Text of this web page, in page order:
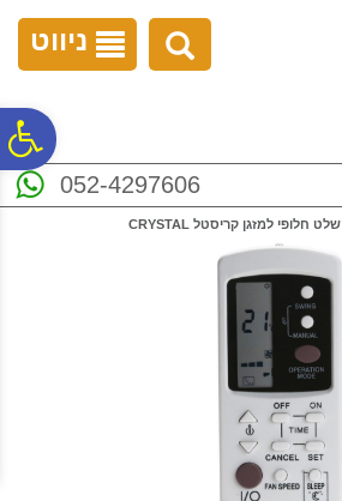
נגישות
ניווט
052-4297606
שלט חלופי למזגן קריסטל CRYSTAL